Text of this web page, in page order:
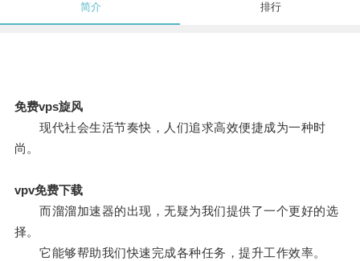
简介 排行
免费vps旋风
现代社会生活节奏快，人们追求高效便捷成为一种时
尚。
vpv免费下载
而溜溜加速器的出现，无疑为我们提供了一个更好的选
择。
它能够帮助我们快速完成各种任务，提升工作效率。